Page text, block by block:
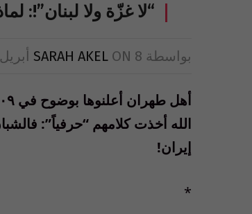
“لا غزّة ولا لبنان”!:
بواسطة SARAH AKEL ON 8 أبريل 2013
الله أخذت كلامهم “حرفياً”:
إيران!
*